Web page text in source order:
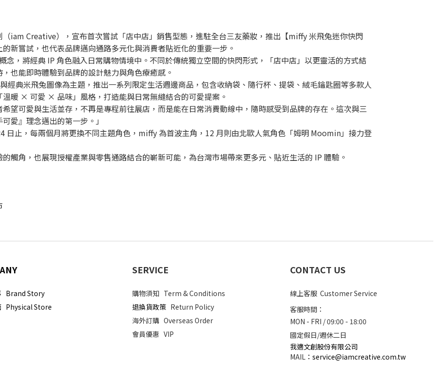
iam Creative），宣布首次嘗試「店中店」銷售型態，進駐全台三友藥妝，推出【miffy 米飛兔迷你快閃
新嘗試，也代表品牌邁向通路多元化與消費者貼近化的重要一步。
，將經典 IP 角色融入日常購物情境中。不同於傳統獨立空間的快閃形式，「店中店」以更靈活的方式結
也能即時體驗到品牌的設計魅力與角色療癒感。
經典米飛兔圖像為主題，推出一系列限定生活週邊商品，包含收納袋、隨行杯、提袋、絨毛鑰匙圈等多款人
暖 × 可愛 × 品味」風格，打造能與日常無縫結合的可愛提案。
望可愛與生活並存，不再是專程前往展店，而是能在日常消費動線中，隨時感受到品牌的存在。這次與三
愛』理念邁出的第一步。」
日止，每兩個月將更換不同主題角色，miffy 為首波主角，12 月則由北歐人氣角色「姆明 Moomin」接力登
觸角，也展現授權產業與零售通路結合的嶄新可能，為台灣市場帶來更多元、貼近生活的 IP 體驗。
Brand Story
Physical Store
SERVICE
購物須知 Term & Conditions
退換貨政策 Return Policy
海外訂購 Overseas Order
會員優惠 VIP
CONTACT US
線上客服 Customer Service
客服時間：
MON - FRI / 09:00 - 18:00
國定假日/週休二日
我適文創股份有限公司
MAIL ： service@iamcreative.com.tw